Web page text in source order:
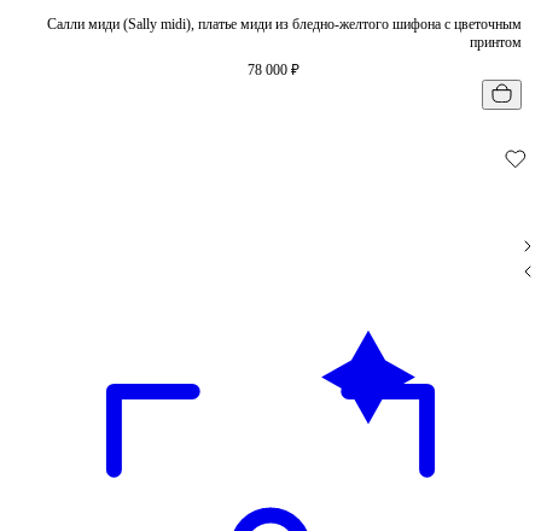
Салли миди (Sally midi), платье миди из бледно-желтого шифона с цветочным
принтом
78 000 ₽